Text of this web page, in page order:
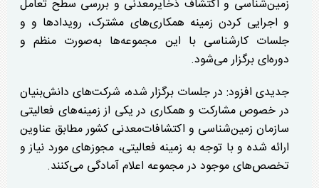
زمین‌شناسی و اکتشاف ذخایرمعدنی و بررسی سطح تعامل
و اجرایی کردن زمینه همکاری‌های مشترک، رویداد‌ها و و
جلسات کارشناسی با این مجموعه‌ها به‌صورت منظم و
دوره‌ای برگزار می‌شود.
جدیدی افزود: در جلسات برگزار شده، شرکت‌های دانش‌بنیان
در خصوص مشارکت و همکاری در یکی از زمینه‌های فعالیتی
سازمان زمین‌شناسی و اکتشافات‌معدنی کشور مطابق عناوین
ارائه شده و با توجه به زمینه فعالیتی، مجوز‌های مورد نیاز و
تخصص‌های موجود در مجموعه اعلام آمادگی می‌کنند.